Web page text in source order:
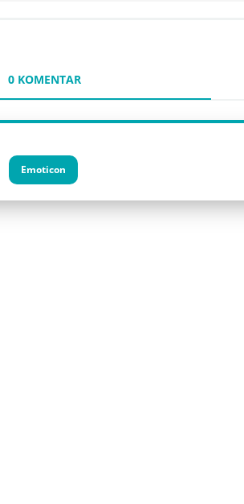
0 KOMENTAR
Emoticon